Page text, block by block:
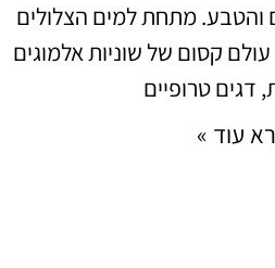
והטבע. מתחת למים הצלולים
קסום של שוניות אלמוגים
דגים טרופיים
עוד »